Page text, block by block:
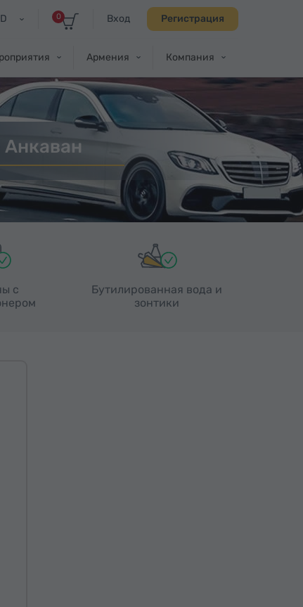
Вход Регистрация
0
Армения Компания
Анкаван
с
Бутилированная вода и
зонтики